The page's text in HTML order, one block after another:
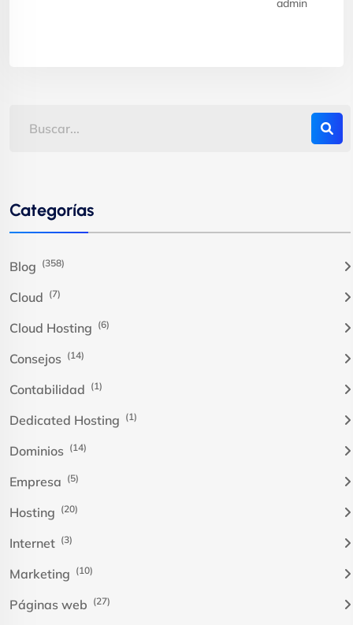
admin
Categorías
Blog (358)
Cloud (7)
Cloud Hosting (6)
Consejos (14)
Contabilidad (1)
Dedicated Hosting (1)
Dominios (14)
Empresa (5)
Hosting (20)
Internet (3)
Marketing (10)
Páginas web (27)